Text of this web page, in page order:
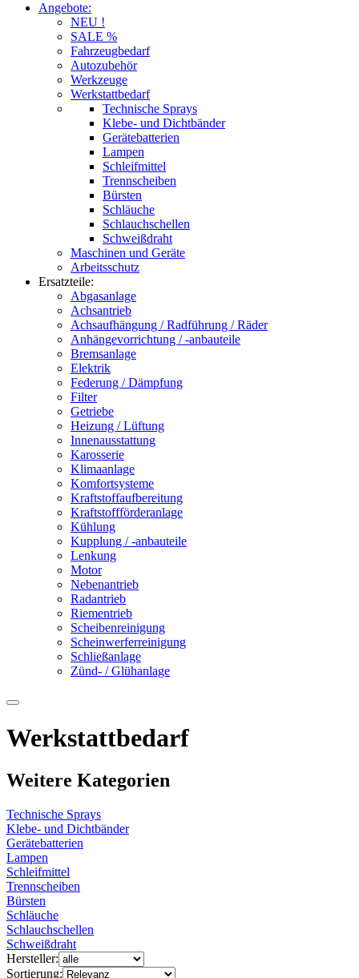
Angebote:
NEU !
SALE %
Fahrzeugbedarf
Autozubehör
Werkzeuge
Werkstattbedarf
Technische Sprays
Klebe- und Dichtbänder
Gerätebatterien
Lampen
Schleifmittel
Trennscheiben
Bürsten
Schläuche
Schlauchschellen
Schweißdraht
Maschinen und Geräte
Arbeitsschutz
Ersatzteile:
Abgasanlage
Achsantrieb
Achsaufhängung / Radführung / Räder
Anhängevorrichtung / -anbauteile
Bremsanlage
Elektrik
Federung / Dämpfung
Filter
Getriebe
Heizung / Lüftung
Innenausstattung
Karosserie
Klimaanlage
Komfortsysteme
Kraftstoffaufbereitung
Kraftstoffförderanlage
Kühlung
Kupplung / -anbauteile
Lenkung
Motor
Nebenantrieb
Radantrieb
Riementrieb
Scheibenreinigung
Scheinwerferreinigung
Schließanlage
Zünd- / Glühanlage
Werkstattbedarf
Weitere Kategorien
Technische Sprays
Klebe- und Dichtbänder
Gerätebatterien
Lampen
Schleifmittel
Trennscheiben
Bürsten
Schläuche
Schlauchschellen
Schweißdraht
Hersteller:
Sortierung: